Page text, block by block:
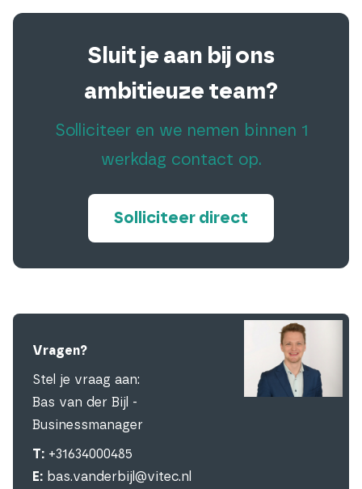
Vragen?
Stel je vraag aan:
Bas van der Bijl -
Businessmanager
T: +31634000485
E: bas.vanderbijl@vitec.nl
Sluit je aan bij ons
ambitieuze team?
Solliciteer en we nemen binnen 1
werkdag contact op.
Solliciteer direct